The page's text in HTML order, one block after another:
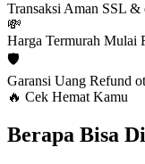
Transaksi Aman SSL &
💸
Harga Termurah Mulai
🛡️
Garansi Uang Refund
🔥 Cek Hemat Kamu
Berapa Bisa